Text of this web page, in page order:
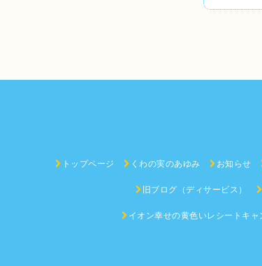
トップページ くわの実のあゆみ お知らせ
旧ブログ（ディサービス）
イオン幸せの黄色いレシートキ